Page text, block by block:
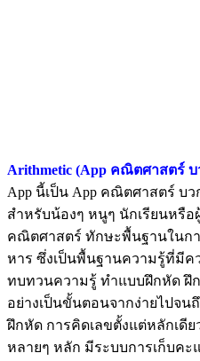
Arithmetic (App คณิตศาสตร์
App นี้เป็น App คณิตศาสตร์ บ
สำหรับน้องๆ หนูๆ นักเรียนหรื
คณิตศาสตร์ ทักษะพื้นฐานใน
หาร ซึ่งเป็นพื้นฐานความรู้ที่มีค
ทบทวนความรู้ ทำแบบฝึกหัด ฝึ
อย่างเป็นขั้นตอนจากง่ายไปจน
ฝึกหัด การคิดเลขตั้งแต่หลักเดีย
หลายๆ หลัก มีระบบการเก็บค